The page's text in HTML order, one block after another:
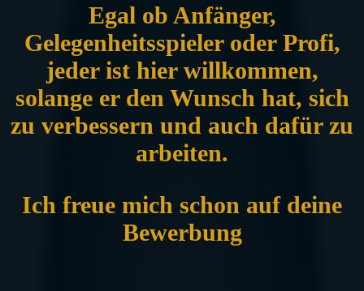
Egal ob Anfänger,
Gelegenheitsspieler oder Profi,
jeder ist hier willkommen,
solange er den Wunsch hat, sich
zu verbessern und auch dafür zu
arbeiten.
Ich freue mich schon auf deine
Bewerbung